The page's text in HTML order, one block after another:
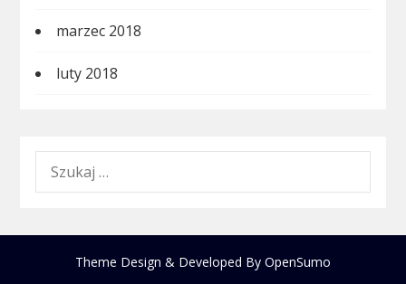
marzec 2018
luty 2018
SZUKAJ:
Theme Design & Developed By OpenSumo